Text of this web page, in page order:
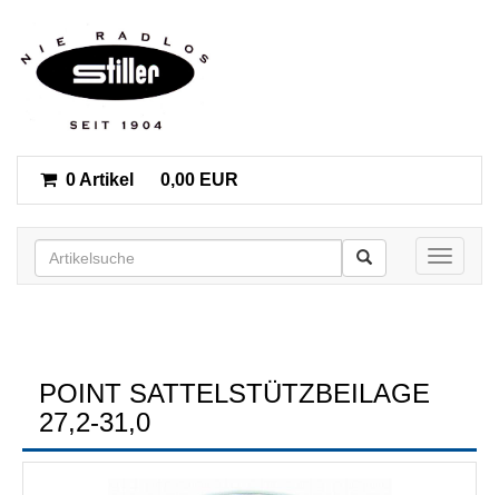
0 Artikel 0,00 EUR
Toggle
POINT SATTELSTÜTZBEILAGE
27,2-31,0